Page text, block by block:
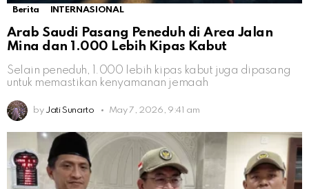
Berita INTERNASIONAL
Arab Saudi Pasang Peneduh di Area Jalan
Mina dan 1.000 Lebih Kipas Kabut
Selain peneduh, 1.000 lebih kipas kabut juga dipasang
untuk memastikan kenyamanan jemaah
by Jati Sunarto May 7, 2026, 9:41 am